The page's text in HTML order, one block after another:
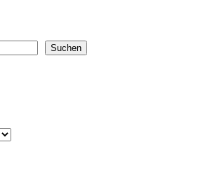
Suchen